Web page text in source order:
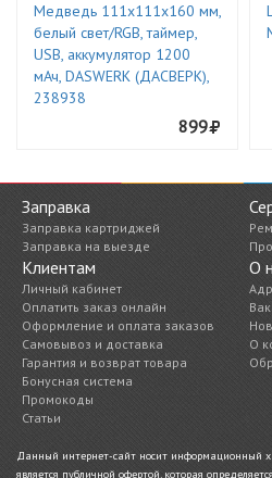
Медведь 111x111x160 мм,
белый свет/RGB, таймер,
USB, аккумулятор 1200
мАч, DASWERK (ДАСВЕРК),
238938
899
Заправка
Заправка картриджей
Заправка на выезде
Клиентам
Личный кабинет
Оплатить заказ онлайн
Оформление и оплата заказов
Самовывоз и доставка
Гарантия и возврат товара
Бонусная система
Промокоды
Статьи
О
О
Данный интернет-сайт носит информационный
является публичной офертой, которая